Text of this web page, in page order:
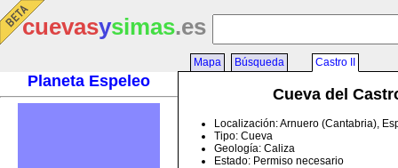
cuevasysimas.es
Planeta Espeleo
Mapa Búsqueda Castro II
Cueva del
Localización: Arnuero (Cantabria),
Tipo: Cueva
Geología: Caliza
Estado: Permiso necesario